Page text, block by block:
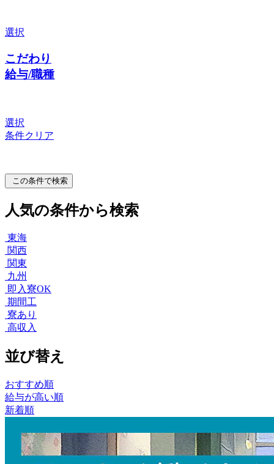
選択
こだわり
給与/職種
選択
条件クリア
この条件で検索
人気の条件から検索
東海
関西
関東
九州
即入寮OK
期間工
寮あり
高収入
並び替え
おすすめ順
給与が高い順
新着順